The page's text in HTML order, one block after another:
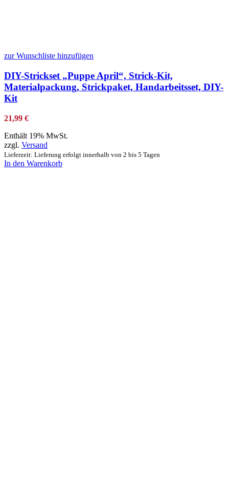
zur Wunschliste hinzufügen
DIY-Strickset „Puppe April“, Strick-Kit,
Materialpackung, Strickpaket, Handarbeitsset, DIY-
Kit
21,99 €
Enthält 19% MwSt.
zzgl. Versand
Lieferzeit: Lieferung erfolgt innerhalb von 2 bis 5 Tagen
In den Warenkorb